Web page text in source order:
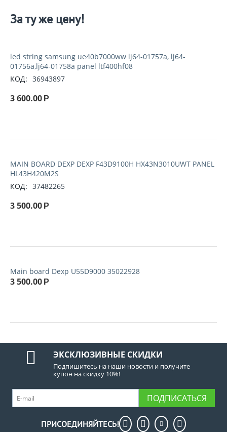
За ту же цену!
led string samsung ue40b7000ww lj64-01757a, lj64-
01756a,lj64-01758a panel ltf400hf08
КОД: 36943897
3 600.00 Р
MAIN BOARD DEXP DEXP F43D9100H HX43N3010UWT PANEL
HL43H420M2S
КОД: 37482265
3 500.00 Р
Main board Dexp U55D9000 35022928
3 500.00 Р
ЭКСКЛЮЗИВНЫЕ СКИДКИ
Подпишитесь на наши новости и получите
купон на скидку 10%!
ПОДПИСАТЬСЯ
ПРИСОЕДИНЯЙТЕСЬ!